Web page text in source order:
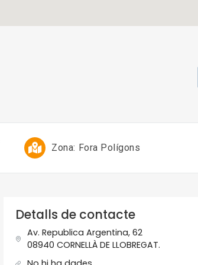
Zona: Fora Polígons
Detalls de contacte
Av. Republica Argentina, 62
08940 CORNELLÀ DE LLOBREGAT.